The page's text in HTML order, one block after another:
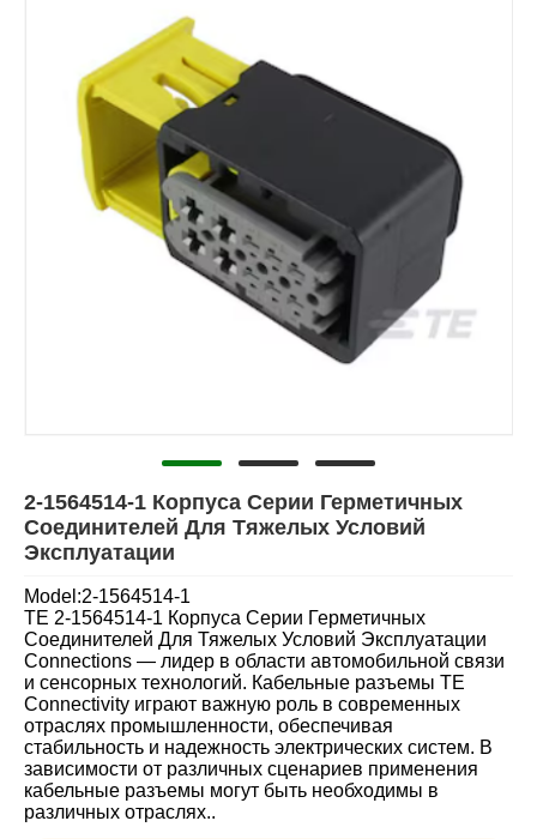
2-1564514-1 Корпуса Серии Герметичных
Соединителей Для Тяжелых Условий
Эксплуатации
Model:2-1564514-1
TE 2-1564514-1 Корпуса Серии Герметичных
Соединителей Для Тяжелых Условий Эксплуатации
Connections — лидер в области автомобильной связи
и сенсорных технологий. Кабельные разъемы TE
Connectivity играют важную роль в современных
отраслях промышленности, обеспечивая
стабильность и надежность электрических систем. В
зависимости от различных сценариев применения
кабельные разъемы могут быть необходимы в
различных отраслях..